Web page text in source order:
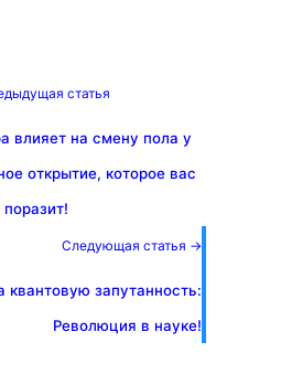
статья
влияет на смену пола у
открытие, которое вас
поразит!
Следующая статья →
квантовую запутанность:
Революция в науке!